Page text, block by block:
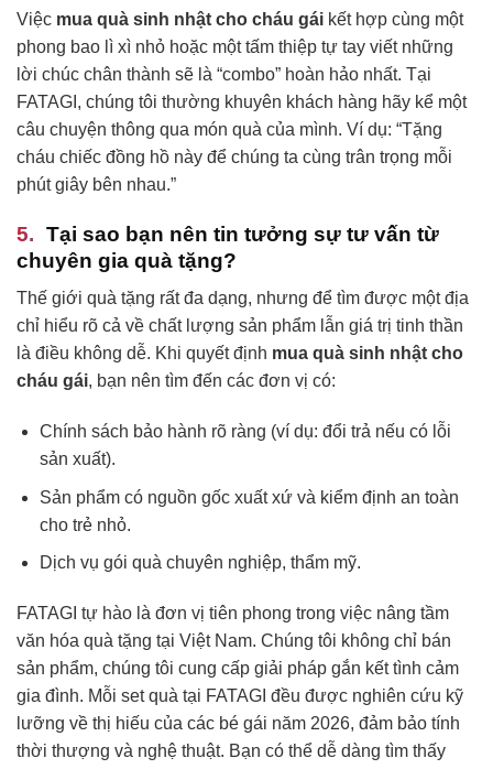
Việc mua quà sinh nhật cho cháu gái kết hợp cùng một
phong bao lì xì nhỏ hoặc một tấm thiệp tự tay viết những
lời chúc chân thành sẽ là “combo” hoàn hảo nhất. Tại
FATAGI, chúng tôi thường khuyên khách hàng hãy kể một
câu chuyện thông qua món quà của mình. Ví dụ: “Tặng
cháu chiếc đồng hồ này để chúng ta cùng trân trọng mỗi
phút giây bên nhau.”
Tại sao bạn nên tin tưởng sự tư vấn từ
chuyên gia quà tặng?
Thế giới quà tặng rất đa dạng, nhưng để tìm được một địa
chỉ hiểu rõ cả về chất lượng sản phẩm lẫn giá trị tinh thần
là điều không dễ. Khi quyết định mua quà sinh nhật cho
cháu gái, bạn nên tìm đến các đơn vị có:
Chính sách bảo hành rõ ràng (ví dụ: đổi trả nếu có lỗi
sản xuất).
Sản phẩm có nguồn gốc xuất xứ và kiểm định an toàn
cho trẻ nhỏ.
Dịch vụ gói quà chuyên nghiệp, thẩm mỹ.
FATAGI tự hào là đơn vị tiên phong trong việc nâng tầm
văn hóa quà tặng tại Việt Nam. Chúng tôi không chỉ bán
sản phẩm, chúng tôi cung cấp giải pháp gắn kết tình cảm
gia đình. Mỗi set quà tại FATAGI đều được nghiên cứu kỹ
lưỡng về thị hiếu của các bé gái năm 2026, đảm bảo tính
thời thượng và nghệ thuật. Bạn có thể dễ dàng tìm thấy